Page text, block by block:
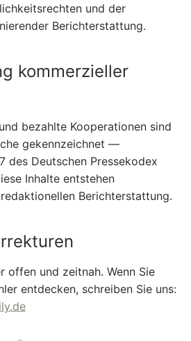
und der
Berichterstattung.
kommerzieller
bezahlte Kooperationen sind
gekennzeichnet —
des Deutschen Pressekodex
Inhalte entstehen
Berichterstattung.
offen und zeitnah. Wenn Sie
entdecken, schreiben Sie uns: